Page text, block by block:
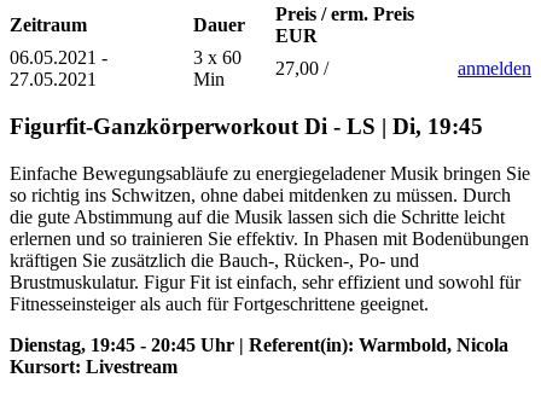
Zeitraum Dauer
Preis / erm. Preis
EUR
06.05.2021 -
27.05.2021
3 x 60
Min
27,00 / anmelden
Figurfit-Ganzkörperworkout Di - LS | Di, 19:45
Einfache Bewegungsabläufe zu energiegeladener Musik bringen Sie
so richtig ins Schwitzen, ohne dabei mitdenken zu müssen. Durch
die gute Abstimmung auf die Musik lassen sich die Schritte leicht
erlernen und so trainieren Sie effektiv. In Phasen mit Bodenübungen
kräftigen Sie zusätzlich die Bauch-, Rücken-, Po- und
Brustmuskulatur. Figur Fit ist einfach, sehr effizient und sowohl für
Fitnesseinsteiger als auch für Fortgeschrittene geeignet.
Dienstag, 19:45 - 20:45 Uhr | Referent(in): Warmbold, Nicola
Kursort: Livestream